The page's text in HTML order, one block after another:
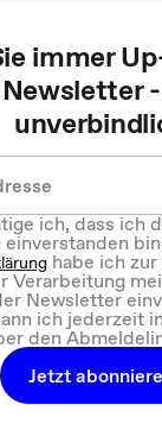
immer
Newsletter
ich, dass ich
habe ich
Verarbeitung
Newsletter
ich jederzeit
den
Jetzt